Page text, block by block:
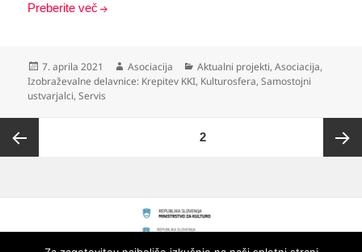
Preberite več
Objavljeno
dne
7. aprila 2021 Avtor
Asociacija Kategorije
Aktualni projekti,Asociacija,
Izobraževalne delavnice: Krepitev KKI, Kulturosfera,Samostojni
ustvarjalci,Servis
prispevkov
STRAN2